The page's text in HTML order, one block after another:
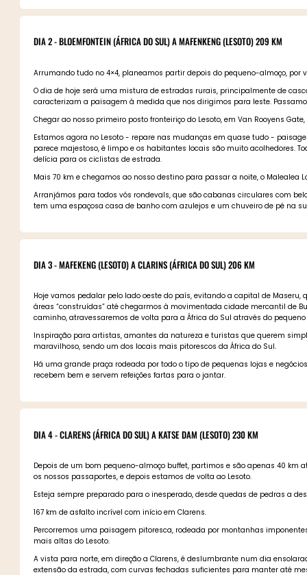
DIA 2 - BLOEMFONTEIN (ÁFRICA DO SUL) A MAFENKENG (LESOTO) 209 KM
Arrumando tudo no 4×4, planeamos partir depois do pequeno-almoço, por
O dia de hoje será uma mistura de estradas rurais, principalmente de
caracterizam a paisagem à medida que nos dirigimos para leste.
Chegar ao nosso primeiro posto fronteiriço do Lesoto, em Van Rooyens
Estamos agora no Lesoto - repare nas mudanças em quase tudo -
parece majestoso, é limpo e os habitantes locais são muito acolhedores.
delícia para os ciclistas de estrada.
Mais 70 km e chegamos ao nosso destino para passar a noite, o Malealea
Arranjámos para todos vós rondevals, que são cabanas circulares com
tem uma espaçosa casa de banho com azulejos e um chuveiro de pé na
DIA 3 - MAFEKENG (LESOTO) A CLARINS (ÁFRICA DO SUL) 206 KM
Hoje vamos pedalar pelo lado oeste do país, evitando a capital de
áreas “construídas” até chegarmos à movimentada cidade mercantil de
caminho, atravessaremos de volta para a África do Sul através do
Inspiração para artistas, amantes da natureza e turistas que querem
maravilhoso, sendo um dos locais mais pitorescos da África do Sul.
Há uma grande praça rodeada por todo o tipo de pequenas lojas e
recebem bem e servem refeições fartas para o jantar.
DIA 4 - CLARENS (ÁFRICA DO SUL) A KATSE DAM (LESOTO) 230 KM
Depois de um bom pequeno-almoço buffet, partimos e são apenas 40
os nossos passaportes, e depois estamos de volta ao Lesoto.
Esteja sempre preparado para o inesperado, desde quedas de pedras a
167 km de asfalto incrível com início em Clarens.
Percorremos uma paisagem pitoresca, rodeada por montanhas
mais altas do Lesoto.
A vista para norte, em direção a Clarens, é deslumbrante num dia
extensão da estrada, com curvas fechadas suficientes para manter até